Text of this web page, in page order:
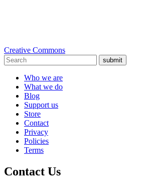
Creative Commons
submit
Who we are
What we do
Blog
Support us
Store
Contact
Privacy
Policies
Terms
Contact Us